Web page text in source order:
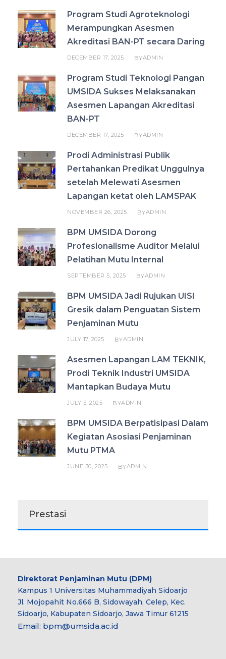
Program Studi Agroteknologi
Merampungkan Asesmen
Akreditasi BAN-PT secara Daring
DECEMBER 17, 2025 BYADMIN
Program Studi Teknologi Pangan
UMSIDA Sukses Melaksanakan
Asesmen Lapangan Akreditasi
BAN-PT
DECEMBER 17, 2025 BYADMIN
Prodi Administrasi Publik
Pertahankan Predikat Unggulnya
setelah Melewati Asesmen
Lapangan ketat oleh LAMSPAK
NOVEMBER 26, 2025 BYADMIN
BPM UMSIDA Dorong
Profesionalisme Auditor Melalui
Pelatihan Mutu Internal
SEPTEMBER 5, 2025 BYADMIN
BPM UMSIDA Jadi Rujukan UISI
Gresik dalam Penguatan Sistem
Penjaminan Mutu
JULY 17, 2025 BYADMIN
Asesmen Lapangan LAM TEKNIK,
Prodi Teknik Industri UMSIDA
Mantapkan Budaya Mutu
JULY 5, 2025 BYADMIN
BPM UMSIDA Berpatisipasi Dalam
Kegiatan Asosiasi Penjaminan
Mutu PTMA
JUNE 30, 2025 BYADMIN
Prestasi
Direktorat Penjaminan Mutu (DPM)
Kampus 1 Universitas Muhammadiyah Sidoarjo
Jl. Mojopahit No.666 B, Sidowayah, Celep, Kec.
Sidoarjo, Kabupaten Sidoarjo, Jawa Timur 61215
Email: bpm@umsida.ac.id